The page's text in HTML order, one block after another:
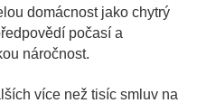
domácnost jako chytrý
počasí a
náročnost.
více než tisíc smluv na